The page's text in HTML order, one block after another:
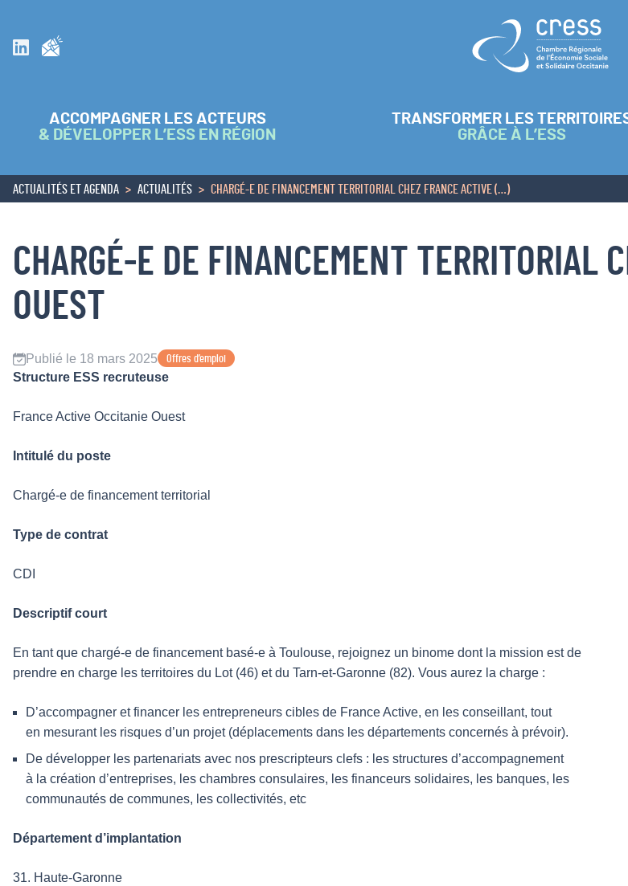
Suivez nous sur Linkedin
Retour à l'accueil
ACCOMPAGNER LES ACTEURS
& DÉVELOPPER L’ESS EN RÉGION
TRANSFORMER LES
GRÂCE À L’ESS
ACCUEIL
ACTUALITÉS ET AGENDA ACTUALITÉS CHARGÉ-E DE FINANCEMENT TERRITORIAL CHEZ FRANCE ACTIVE (…)
CHARGÉ-E DE FINANCEMENT TERRITORIAL
OUEST
Publié le 18 mars 2025 Offres d’emploi
Structure ESS recruteuse
France Active Occitanie Ouest
Intitulé du poste
Chargé-e de financement territorial
Type de contrat
CDI
Descriptif court
En tant que chargé-e de financement basé-e à Toulouse, rejoignez un binome dont la mission est de
prendre en charge les territoires du Lot (46) et du Tarn-et-Garonne (82). Vous aurez la charge :
D’accompagner et financer les entrepreneurs cibles de France Active, en les conseillant, tout
en mesurant les risques d’un projet (déplacements dans les départements concernés à prévoir).
De développer les partenariats avec nos prescripteurs clefs : les structures d’accompagnement
à la création d’entreprises, les chambres consulaires, les financeurs solidaires, les banques, les
communautés de communes, les collectivités, etc
Département d’implantation
31. Haute-Garonne